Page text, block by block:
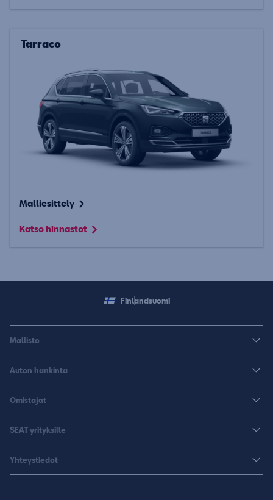
Tarraco
Malliesittely
Katso hinnastot
Finlandsuomi
Mallisto
Leon Sportstourer
Sähköautot
CUPRA
Auton hankinta
K-Auto SEAT
Varaa koeajo
Hinnastot ja esitteet
Omistajat
Huolenpitosopimus
SEAT yrityksille
Yhteystiedot